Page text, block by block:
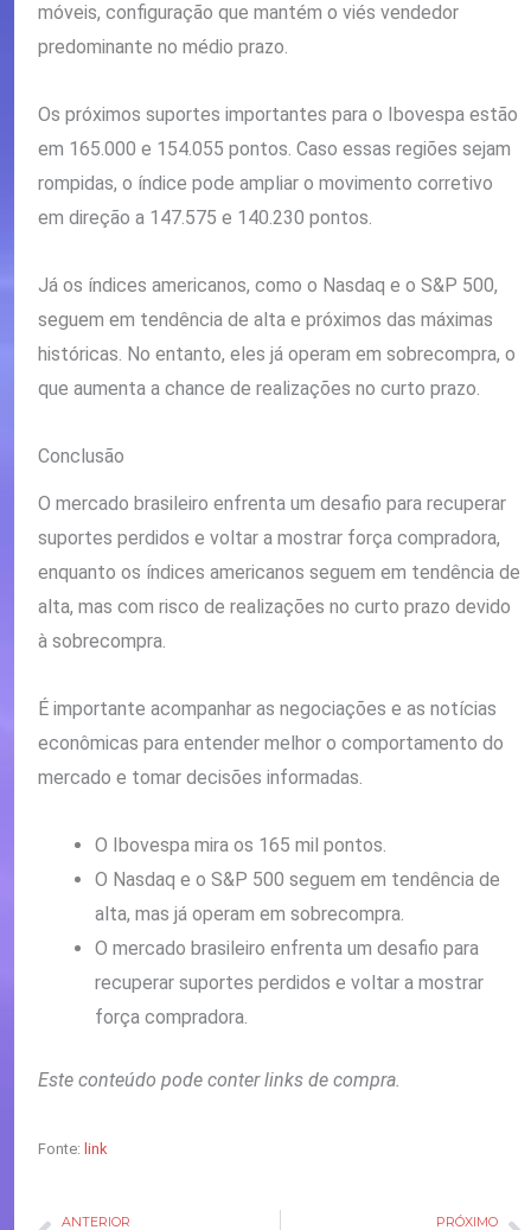
móveis, configuração que mantém o viés vendedor
predominante no médio prazo.
Os próximos suportes importantes para o Ibovespa estão
em 165.000 e 154.055 pontos. Caso essas regiões sejam
rompidas, o índice pode ampliar o movimento corretivo
em direção a 147.575 e 140.230 pontos.
Já os índices americanos, como o Nasdaq e o S&P 500,
seguem em tendência de alta e próximos das máximas
históricas. No entanto, eles já operam em sobrecompra, o
que aumenta a chance de realizações no curto prazo.
Conclusão
O mercado brasileiro enfrenta um desafio para recuperar
suportes perdidos e voltar a mostrar força compradora,
enquanto os índices americanos seguem em tendência de
alta, mas com risco de realizações no curto prazo devido
à sobrecompra.
É importante acompanhar as negociações e as notícias
econômicas para entender melhor o comportamento do
mercado e tomar decisões informadas.
O Ibovespa mira os 165 mil pontos.
O Nasdaq e o S&P 500 seguem em tendência de
alta, mas já operam em sobrecompra.
O mercado brasileiro enfrenta um desafio para
recuperar suportes perdidos e voltar a mostrar
força compradora.
Este conteúdo pode conter links de compra.
Fonte: link
ANTERIOR PRÓXIMO